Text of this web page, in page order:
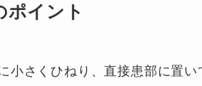
ポイント
小さくひねり、直接患部に置